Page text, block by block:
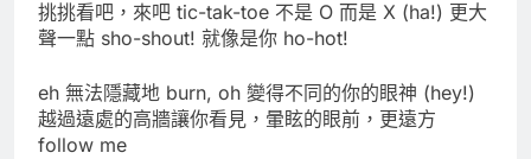
挑挑看吧，來吧 tic-tak-toe 不是 O 而是 X (ha!) 更大
聲一點 sho-shout! 就像是你 ho-hot!
eh 無法隱藏地 burn, oh 變得不同的你的眼神 (hey!)
越過遠處的高牆讓你看見，暈眩的眼前，更遠方
follow me